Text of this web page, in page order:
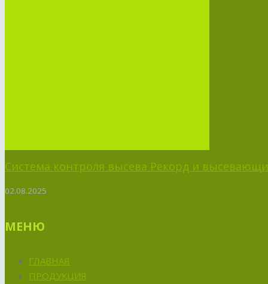
Система контроля высева Рекорд и
02.08.2025
МЕНЮ
ГЛАВНАЯ
ПРОДУКЦИЯ